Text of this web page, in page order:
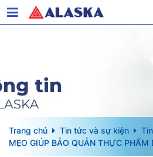
Trang chủ Tin tức và sự kiện
MẸO GIÚP BẢO QUẢN THỰC PHẨM